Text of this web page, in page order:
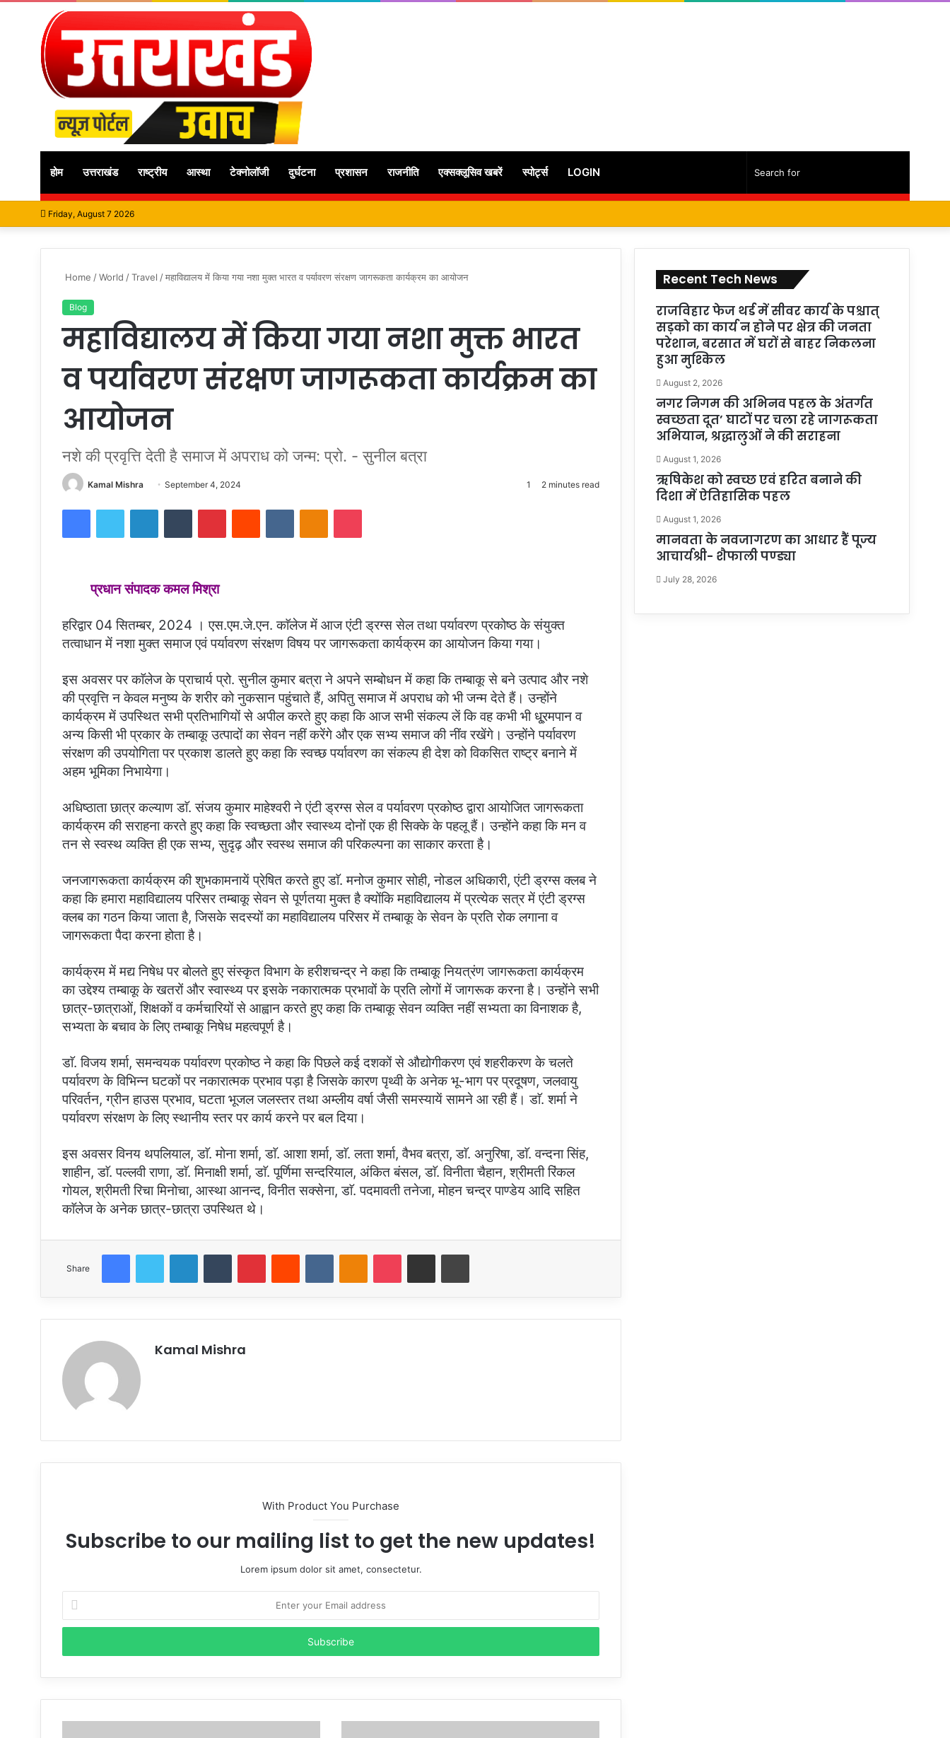
होम उत्तराखंड राष्ट्रीय आस्था टेक्नोलॉजी दुर्घटना प्रशासन राजनीति एक्सक्लूसिव खबरें स्पोर्ट्स LOGIN Sidebar
Friday, August 7 2026
Home /World /Travel /महाविद्यालय में किया गया नशा मुक्त भारत व पर्यावरण संरक्षण जागरूकता कार्यक्रम का आयोजन
Blog
महाविद्यालय में किया गया नशा मुक्त भारत
व पर्यावरण संरक्षण जागरूकता कार्यक्रम का
आयोजन
नशे की प्रवृत्ति देती है समाज में अपराध को जन्म: प्रो. - सुनील बत्रा
Kamal Mishra
Send September 4, 2024 1 2 minutes read
FacebookTwitter LinkedInTumblr PinterestReddit VKontakteOdnoklassniki
Pocket
प्रधान संपादक कमल मिश्रा
हरिद्वार 04 सितम्बर, 2024 । एस.एम.जे.एन. काॅलेज में आज एंटी ड्रग्स सेल तथा पर्यावरण प्रकोष्ठ के संयुक्त
तत्वाधान में नशा मुक्त समाज एवं पर्यावरण संरक्षण विषय पर जागरूकता कार्यक्रम का आयोजन किया गया।
इस अवसर पर काॅलेज के प्राचार्य प्रो. सुनील कुमार बत्रा ने अपने सम्बोधन में कहा कि तम्बाकू से बने उत्पाद और नशे
की प्रवृत्ति न केवल मनुष्य के शरीर को नुकसान पहुंचाते हैं, अपितु समाज में अपराध को भी जन्म देते हैं। उन्होंने
कार्यक्रम में उपस्थित सभी प्रतिभागियों से अपील करते हुए कहा कि आज सभी संकल्प लें कि वह कभी भी धू्रमपान व
अन्य किसी भी प्रकार के तम्बाकू उत्पादों का सेवन नहीं करेंगे और एक सभ्य समाज की नींव रखेंगे। उन्होंने पर्यावरण
संरक्षण की उपयोगिता पर प्रकाश डालते हुए कहा कि स्वच्छ पर्यावरण का संकल्प ही देश को विकसित राष्ट्र बनाने में
अहम भूमिका निभायेगा।
अधिष्ठाता छात्र कल्याण डाॅ. संजय कुमार माहेश्वरी ने एंटी ड्रग्स सेल व पर्यावरण प्रकोष्ठ द्वारा आयोजित जागरूकता
कार्यक्रम की सराहना करते हुए कहा कि स्वच्छता और स्वास्थ्य दोनों एक ही सिक्के के पहलू हैं। उन्होंने कहा कि मन व
तन से स्वस्थ व्यक्ति ही एक सभ्य, सुदृढ़ और स्वस्थ समाज की परिकल्पना का साकार करता है।
जनजागरूकता कार्यक्रम की शुभकामनायें प्रेषित करते हुए डाॅ. मनोज कुमार सोही, नोडल अधिकारी, एंटी ड्रग्स क्लब ने
कहा कि हमारा महाविद्यालय परिसर तम्बाकू सेवन से पूर्णतया मुक्त है क्योंकि महाविद्यालय में प्रत्येक सत्र में एंटी ड्रग्स
क्लब का गठन किया जाता है, जिसके सदस्यों का महाविद्यालय परिसर में तम्बाकू के सेवन के प्रति रोक लगाना व
जागरूकता पैदा करना होता है।
कार्यक्रम में मद्य निषेध पर बोलते हुए संस्कृत विभाग के हरीशचन्द्र ने कहा कि तम्बाकू नियत्रंण जागरूकता कार्यक्रम
का उद्देश्य तम्बाकू के खतरों और स्वास्थ्य पर इसके नकारात्मक प्रभावों के प्रति लोगों में जागरूक करना है। उन्होंने सभी
छात्र-छात्राओं, शिक्षकों व कर्मचारियों से आह्वान करते हुए कहा कि तम्बाकू सेवन व्यक्ति नहीं सभ्यता का विनाशक है,
सभ्यता के बचाव के लिए तम्बाकू निषेध महत्वपूर्ण है।
डाॅ. विजय शर्मा, समन्वयक पर्यावरण प्रकोष्ठ ने कहा कि पिछले कई दशकों से औद्योगीकरण एवं शहरीकरण के चलते
पर्यावरण के विभिन्न घटकों पर नकारात्मक प्रभाव पड़ा है जिसके कारण पृथ्वी के अनेक भू-भाग पर प्रदूषण, जलवायु
परिवर्तन, ग्रीन हाउस प्रभाव, घटता भूजल जलस्तर तथा अम्लीय वर्षा जैसी समस्यायें सामने आ रही हैं। डाॅ. शर्मा ने
पर्यावरण संरक्षण के लिए स्थानीय स्तर पर कार्य करने पर बल दिया।
इस अवसर विनय थपलियाल, डाॅ. मोना शर्मा, डाॅ. आशा शर्मा, डाॅ. लता शर्मा, वैभव बत्रा, डाॅ. अनुरिषा, डाॅ. वन्दना सिंह,
शाहीन, डाॅ. पल्लवी राणा, डाॅ. मिनाक्षी शर्मा, डाॅ. पूर्णिमा सन्दरियाल, अंकित बंसल, डाॅ. विनीता चैहान, श्रीमती रिंकल
गोयल, श्रीमती रिचा मिनोचा, आस्था आनन्द, विनीत सक्सेना, डाॅ. पदमावती तनेजा, मोहन चन्द्र पाण्डेय आदि सहित
काॅलेज के अनेक छात्र-छात्रा उपस्थित थे।
Share
FacebookTwitter LinkedInTumblr PinterestReddit VKontakteOdnoklassniki
Pocket Share via Email Print
Kamal Mishra
With Product You Purchase
Subscribe to our mailing list to get the new updates!
Lorem ipsum dolor sit amet, consectetur.
your
Email
Recent Tech News
राजविहार फेज थर्ड में सीवर कार्य के पश्चात्
सड़को का कार्य न होने पर क्षेत्र की जनता
परेशान, बरसात में घरों से बाहर निकलना
हुआ मुश्किल
August 2, 2026
नगर निगम की अभिनव पहल के अंतर्गत
स्वच्छता दूत’ घाटों पर चला रहे जागरूकता
अभियान, श्रद्धालुओं ने की सराहना
August 1, 2026
ऋषिकेश को स्वच्छ एवं हरित बनाने की
दिशा में ऐतिहासिक पहल
August 1, 2026
मानवता के नवजागरण का आधार हैं पूज्य
आचार्यश्री- शैफाली पण्ड्या
July 28, 2026